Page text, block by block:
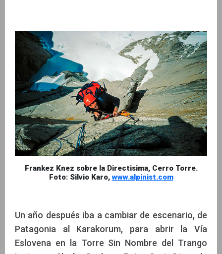
Frankez Knez sobre la Directisima, Cerro Torre.
Foto: Silvio Karo,www.alpinist.com
Un año después iba a cambiar de escenario, de
Patagonia al Karakorum, para abrir la Vía
Eslovena en la Torre Sin Nombre del Trango